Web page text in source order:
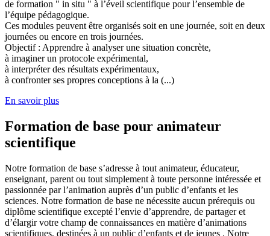
de formation " in situ " à l’éveil scientifique pour l’ensemble de
l’équipe pédagogique.
Ces modules peuvent être organisés soit en une journée, soit en deux
journées ou encore en trois journées.
Objectif : Apprendre à analyser une situation concrète,
à imaginer un protocole expérimental,
à interpréter des résultats expérimentaux,
à confronter ses propres conceptions à la (...)
En savoir plus
Formation de base pour animateur
scientifique
Notre formation de base s’adresse à tout animateur, éducateur,
enseignant, parent ou tout simplement à toute personne intéressée et
passionnée par l’animation auprès d’un public d’enfants et les
sciences. Notre formation de base ne nécessite aucun prérequis ou
diplôme scientifique excepté l’envie d’apprendre, de partager et
d’élargir votre champ de connaissances en matière d’animations
scientifiques, destinées à un public d’enfants et de jeunes . Notre